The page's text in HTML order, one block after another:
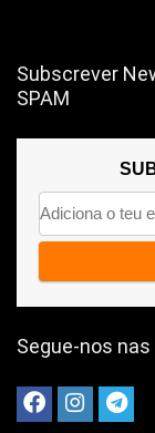
Subscrever
SPAM
Segue-nos